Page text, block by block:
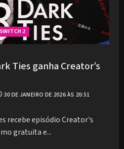
SWITCH 2
Ties ganha Creator’s
30 DE JANEIRO DE 2026 ÀS 20:51
recebe episódio Creator's
gratuita e...